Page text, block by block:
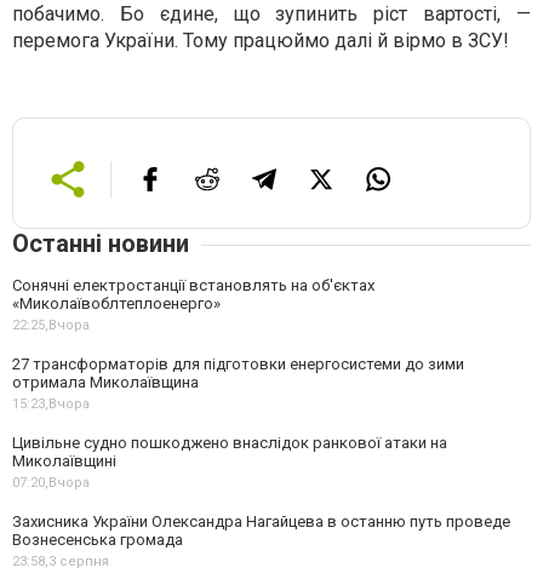
побачимо. Бо єдине, що зупинить ріст вартості, —
перемога України. Тому працюймо далі й вірмо в ЗСУ!
Останні новини
Сонячні електростанції встановлять на об'єктах
«Миколаївоблтеплоенерго»
22:25,Вчора
27 трансформаторів для підготовки енергосистеми до зими
отримала Миколаївщина
15:23,Вчора
Цивільне судно пошкоджено внаслідок ранкової атаки на
Миколаївщині
07:20,Вчора
Захисника України Олександра Нагайцева в останню путь проведе
Вознесенська громада
23:58,3 серпня